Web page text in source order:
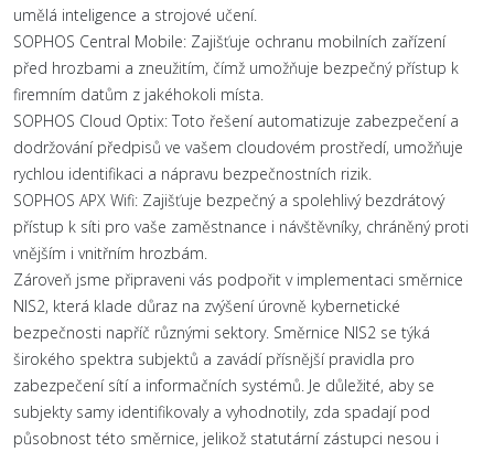
umělá inteligence a strojové učení.
SOPHOS Central Mobile: Zajišťuje ochranu mobilních zařízení
před hrozbami a zneužitím, čímž umožňuje bezpečný přístup k
firemním datům z jakéhokoli místa.
SOPHOS Cloud Optix: Toto řešení automatizuje zabezpečení a
dodržování předpisů ve vašem cloudovém prostředí, umožňuje
rychlou identifikaci a nápravu bezpečnostních rizik.
SOPHOS APX Wifi: Zajišťuje bezpečný a spolehlivý bezdrátový
přístup k síti pro vaše zaměstnance i návštěvníky, chráněný proti
vnějším i vnitřním hrozbám.
Zároveň jsme připraveni vás podpořit v implementaci směrnice
NIS2, která klade důraz na zvýšení úrovně kybernetické
bezpečnosti napříč různými sektory. Směrnice NIS2 se týká
širokého spektra subjektů a zavádí přísnější pravidla pro
zabezpečení sítí a informačních systémů. Je důležité, aby se
subjekty samy identifikovaly a vyhodnotily, zda spadají pod
působnost této směrnice, jelikož statutární zástupci nesou i